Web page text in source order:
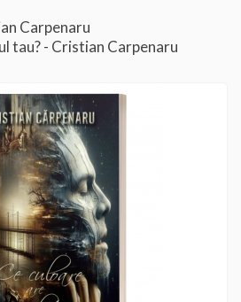
Carpenaru
tau? - Cristian Carpenaru